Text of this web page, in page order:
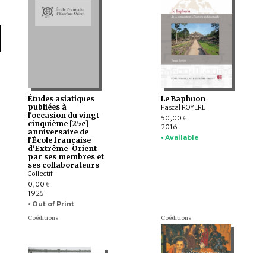
Études asiatiques
publiées à
l'occasion du vingt-
cinquième [25e]
anniversaire de
l'École française
d'Extrême-Orient
par ses membres et
ses collaborateurs
Collectif
0,00 €
1925
• Out of Print
Le Baphuon
Pascal ROYERE
50,00 €
2016
• Available
Coéditions Coéditions